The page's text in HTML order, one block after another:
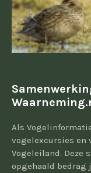
Als
vogelexcursies en
Vogeleiland. Deze
opgehaald bedrag